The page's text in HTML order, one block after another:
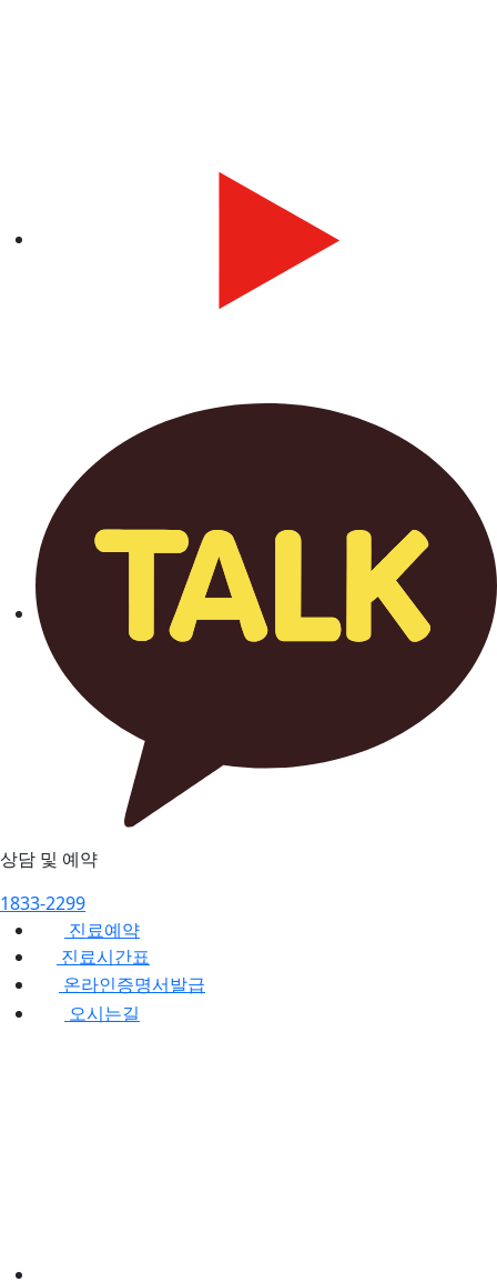
상담 및 예약
1833-2299
진료예약
진료시간표
온라인증명서발급
오시는길